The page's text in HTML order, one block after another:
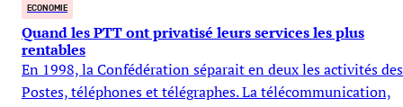
ECONOMIE
Quand les PTT ont privatisé leurs services les plus
rentables
En 1998, la Confédération séparait en deux les activités des
Postes, téléphones et télégraphes. La télécommunication,